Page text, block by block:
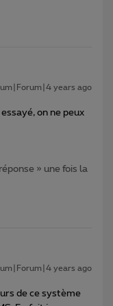
years ago
essayé, on ne peux
» une fois la
years ago
de ce système